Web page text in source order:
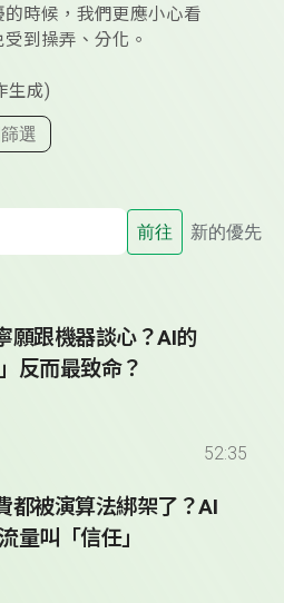
時候，我們更應小心看
到操弄、分化。
生成)
選
前往 新的優先
願跟機器談心？AI的
反而最致命？
52:35
都被演算法綁架了？AI
量叫「信任」